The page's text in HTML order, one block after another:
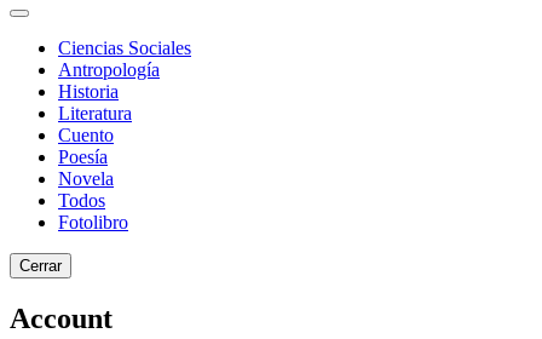
Ciencias Sociales
Antropología
Historia
Literatura
Cuento
Poesía
Novela
Todos
Fotolibro
Cerrar
Account